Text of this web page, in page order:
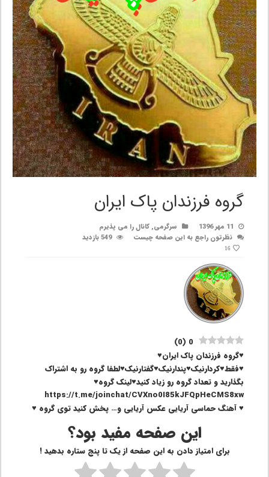
گروه فرزندان پاک ایران
11 مهر 1396 سرگرمی,کانال را می پذیرم
نظرتون راجع به این صفحه چیست
549 بازدید
16
0
(
0
)
♥گروه فرزندان پاک ایران♥
♥فقط♥کردارنیک♥پندارنیک♥گفتارنیک♥لطفا گروه رو به اشتراک
بگذارید و تعداد گروه رو زیاد کنید♥لینک گروه♥
https://t.me/joinchat/CVXno0I85kJFQpHeCMS8xw
♥ آهنگ حماسی آریایی عکس آریایی و… پخش کنید توی گروه ♥
این صفحه مفید بود؟
برای امتیاز دادن به این صفحه از یک تا پنج ستاره بدهید !